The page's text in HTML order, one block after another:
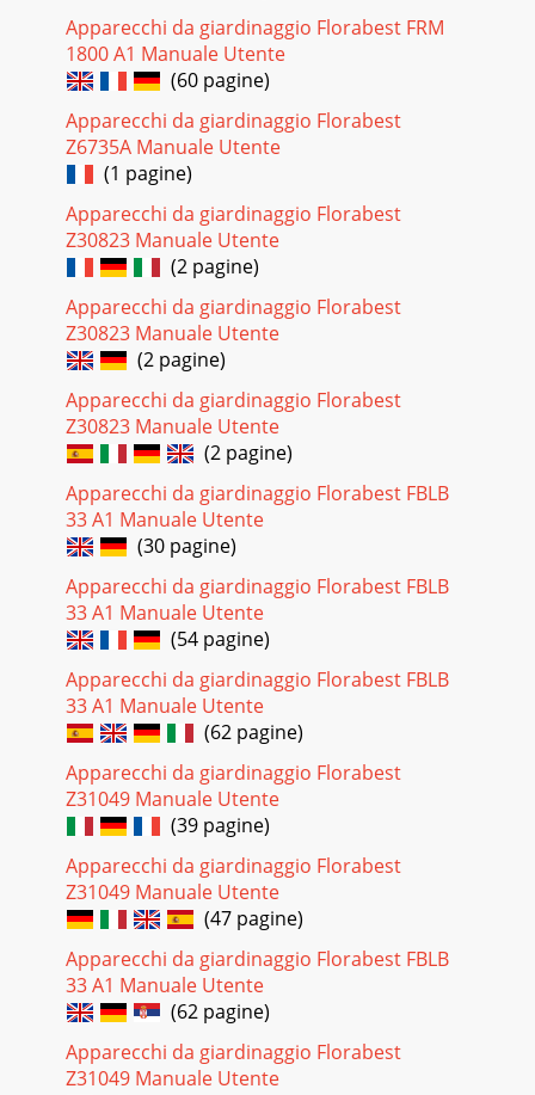
Apparecchi da giardinaggio Florabest FRM
1800 A1 Manuale Utente
(60 pagine)
Apparecchi da giardinaggio Florabest
Z6735A Manuale Utente
(1 pagine)
Apparecchi da giardinaggio Florabest
Z30823 Manuale Utente
(2 pagine)
Apparecchi da giardinaggio Florabest
Z30823 Manuale Utente
(2 pagine)
Apparecchi da giardinaggio Florabest
Z30823 Manuale Utente
(2 pagine)
Apparecchi da giardinaggio Florabest FBLB
33 A1 Manuale Utente
(30 pagine)
Apparecchi da giardinaggio Florabest FBLB
33 A1 Manuale Utente
(54 pagine)
Apparecchi da giardinaggio Florabest FBLB
33 A1 Manuale Utente
(62 pagine)
Apparecchi da giardinaggio Florabest
Z31049 Manuale Utente
(39 pagine)
Apparecchi da giardinaggio Florabest
Z31049 Manuale Utente
(47 pagine)
Apparecchi da giardinaggio Florabest FBLB
33 A1 Manuale Utente
(62 pagine)
Apparecchi da giardinaggio Florabest
Z31049 Manuale Utente